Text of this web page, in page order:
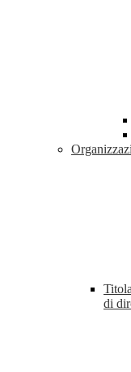
di